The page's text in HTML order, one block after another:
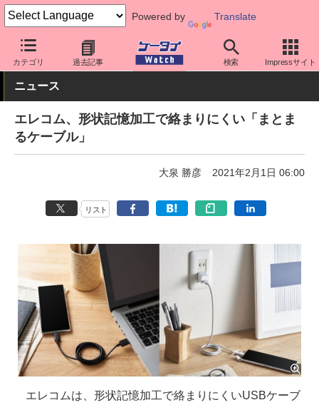
Powered by Translate
カテゴリ 過去記事 検索 Impressサイト
ケータイ Watch 周辺機器/アクセサリー その他
ニュース
エレコム、形状記憶加工で絡まりにくい「まとま
るケーブル」
大泉 勝彦 2021年2月1日 06:00
リスト
エレコムは、形状記憶加工で絡まりにくいUSBケーブ